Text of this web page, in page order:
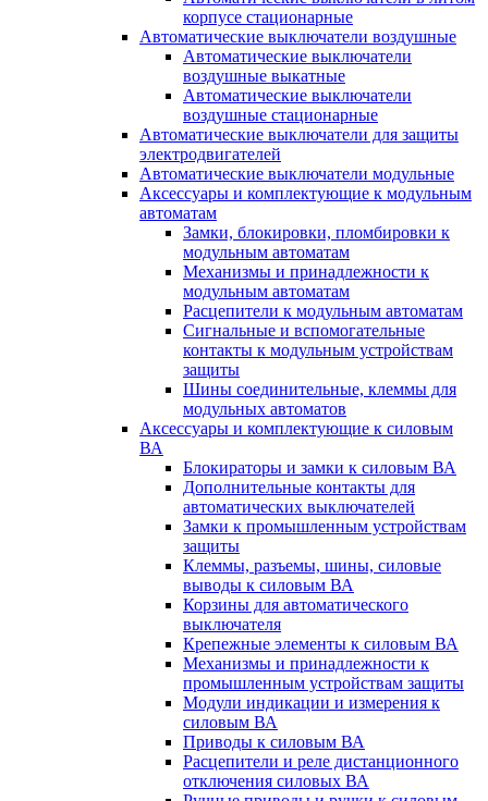
корпусе стационарные
Автоматические выключатели воздушные
Автоматические выключатели
воздушные выкатные
Автоматические выключатели
воздушные стационарные
Автоматические выключатели для защиты
электродвигателей
Автоматические выключатели модульные
Аксессуары и комплектующие к модульным
автоматам
Замки, блокировки, пломбировки к
модульным автоматам
Механизмы и принадлежности к
модульным автоматам
Расцепители к модульным автоматам
Сигнальные и вспомогательные
контакты к модульным устройствам
защиты
Шины соединительные, клеммы для
модульных автоматов
Аксессуары и комплектующие к силовым
ВА
Блокираторы и замки к силовым ВА
Дополнительные контакты для
автоматических выключателей
Замки к промышленным устройствам
защиты
Клеммы, разъемы, шины, силовые
выводы к силовым ВА
Корзины для автоматического
выключателя
Крепежные элементы к силовым ВА
Механизмы и принадлежности к
промышленным устройствам защиты
Модули индикации и измерения к
силовым ВА
Приводы к силовым ВА
Расцепители и реле дистанционного
отключения силовых ВА